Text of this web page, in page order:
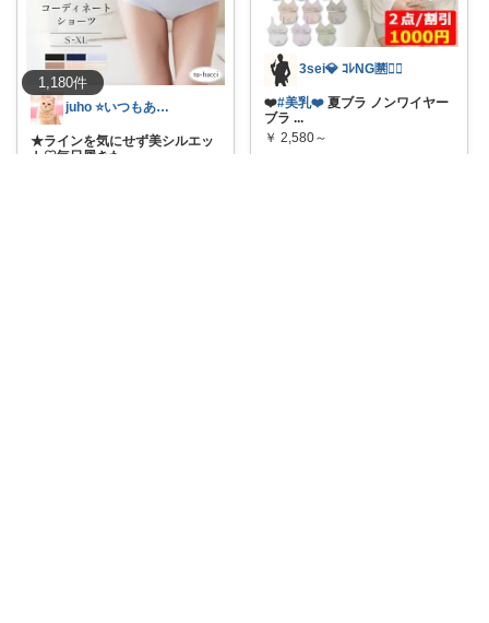
1,180件
juho ⭐いつもありがとうございます
★ラインを気にせず美シルエッ
ト♡毎日履きた
3sei💎 ｺﾚNG🈲🙅‍♀️
❤️#美乳❤️ 夏ブラ ノンワイヤー
ブラ ...
￥ 2,580～